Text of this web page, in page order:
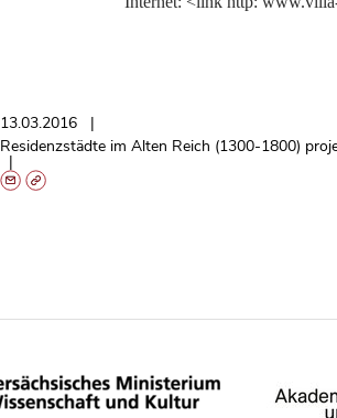
13.03.2016
Residenzstädte im Alten Reich (1300-1800)